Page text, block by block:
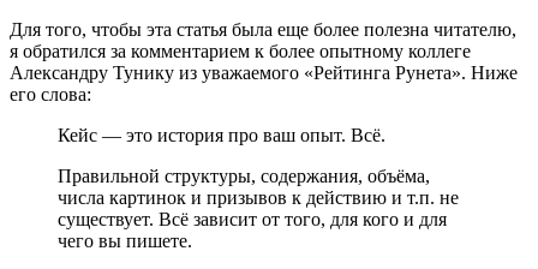
Для того, чтобы эта статья была еще более полезна читателю,
я обратился за комментарием к более опытному коллеге
Александру Тунику из уважаемого «Рейтинга Рунета». Ниже
его слова:
Кейс — это история про ваш опыт. Всё.
Правильной структуры, содержания, объёма,
числа картинок и призывов к действию и т.п. не
существует. Всё зависит от того, для кого и для
чего вы пишете.